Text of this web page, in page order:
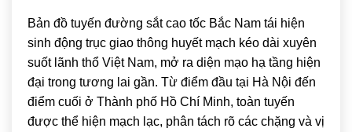
Bản đồ tuyến đường sắt cao tốc Bắc Nam tái hiện
sinh động trục giao thông huyết mạch kéo dài xuyên
suốt lãnh thổ Việt Nam, mở ra diện mạo hạ tầng hiện
đại trong tương lai gần. Từ điểm đầu tại Hà Nội đến
điểm cuối ở Thành phố Hồ Chí Minh, toàn tuyến
được thể hiện mạch lạc, phân tách rõ các chặng và vị